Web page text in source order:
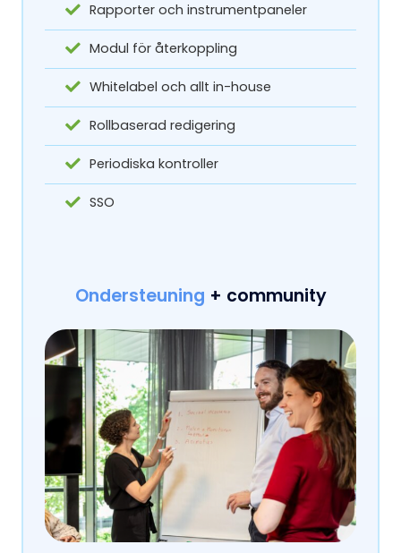
Rapporter och instrumentpaneler
Modul för återkoppling
Whitelabel och allt in-house
Rollbaserad redigering
Periodiska kontroller
SSO
Ondersteuning + community